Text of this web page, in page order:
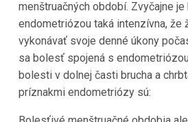
menštruačných období. Zvyčajne
endometriózou taká intenzívna, že
vykonávať svoje denné úkony
sa bolesť spojená s
bolesti v dolnej časti brucha a
príznakmi endometriózy sú: